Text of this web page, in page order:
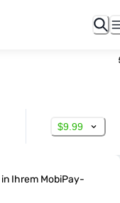
$9.99
in Ihrem MobiPay-